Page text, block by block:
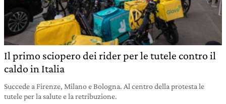
Il primo sciopero dei rider per le tutele contro il
caldo in Italia
Succede a Firenze, Milano e Bologna. Al centro della protesta le
tutele per la salute e la retribuzione.